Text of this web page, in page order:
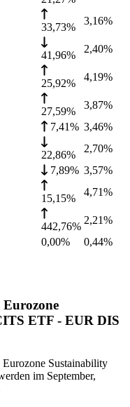
33,73%
3,16%
41,96%
2,40%
25,92%
4,19%
27,59%
3,87%
7,41% 3,46%
22,86%
2,70%
7,89% 3,57%
15,15%
4,71%
442,76%
2,21%
0,00% 0,44%
Eurozone
ETF - EUR DIS
Sustainability
im September,